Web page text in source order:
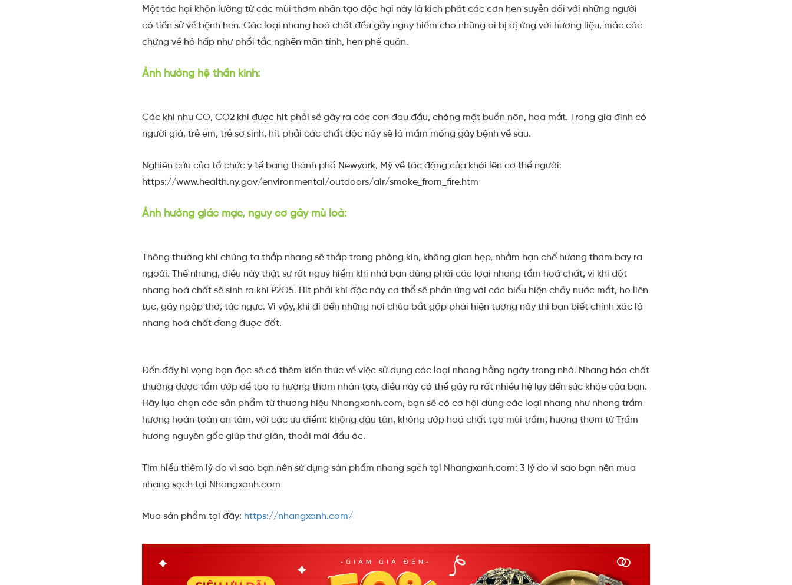
Một tác hại khôn lường từ các mùi thơm nhân tạo độc hại này là kích phát các cơn hen suyễn đối với những người
có tiền sử về bệnh hen. Các loại nhang hoá chất đều gây nguy hiểm cho những ai bị dị ứng với hương liệu, mắc các
chứng về hô hấp như phổi tắc nghẽn mãn tính, hen phế quản.
Ảnh hưởng hệ thần kinh:
Các khí như CO, CO2 khi được hít phải sẽ gây ra các cơn đau đầu, chóng mặt buồn nôn, hoa mắt. Trong gia đình có
người già, trẻ em, trẻ sơ sinh, hít phải các chất độc này sẽ là mầm móng gây bệnh về sau.
Nghiên cứu của tổ chức y tế bang thành phố Newyork, Mỹ về tác động của khói lên cơ thể người:
https://www.health.ny.gov/environmental/outdoors/air/smoke_from_fire.htm
Ảnh hưởng giác mạc, nguy cơ gây mù loà:
Thông thường khi chúng ta thắp nhang sẽ thắp trong phòng kín, không gian hẹp, nhằm hạn chế hương thơm bay ra
ngoài. Thế nhưng, điều này thật sự rất nguy hiểm khi nhà bạn dùng phải các loại nhang tẩm hoá chất, vì khi đốt
nhang hoá chất sẽ sinh ra khí P2O5. Hít phải khí độc này cơ thể sẽ phản ứng với các biểu hiện chảy nước mắt, ho liên
tục, gây ngộp thở, tức ngực. Vì vậy, khi đi đến những nơi chùa bắt gặp phải hiện tượng này thì bạn biết chính xác là
nhang hoá chất đang được đốt.
Đến đây hi vọng bạn đọc sẽ có thêm kiến thức về việc sử dụng các loại nhang hằng ngày trong nhà. Nhang hóa chất
thường được tẩm ướp để tạo ra hương thơm nhân tạo, điều này có thể gây ra rất nhiều hệ lụy đến sức khỏe của bạn.
Hãy lựa chọn các sản phẩm từ thương hiệu Nhangxanh.com, bạn sẽ có cơ hội dùng các loại nhang như nhang trầm
hương hoàn toàn an tâm, với các ưu điểm: không đậu tàn, không ướp hoá chất tạo mùi trầm, hương thơm từ Trầm
hương nguyên gốc giúp thư giãn, thoải mái đầu óc.
Tìm hiểu thêm lý do vì sao bạn nên sử dụng sản phẩm nhang sạch tại Nhangxanh.com: 3 lý do vì sao bạn nên mua
nhang sạch tại Nhangxanh.com
Mua sản phẩm tại đây: https://nhangxanh.com/